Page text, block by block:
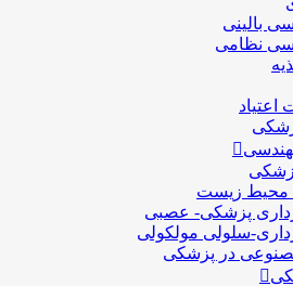
بالینی
نظامی
اعتیاد
محیط زیست
پزشکی- عصبی
سلولی مولکولی
در پزشکی